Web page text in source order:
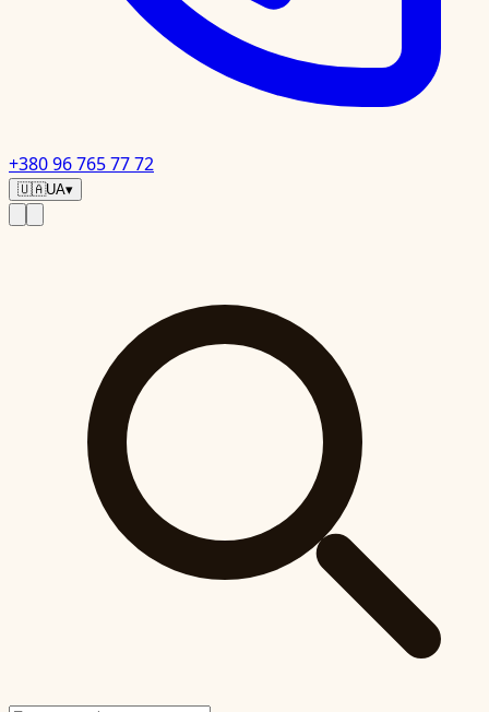
+380 96 765 77 72
🇺🇦UA▾